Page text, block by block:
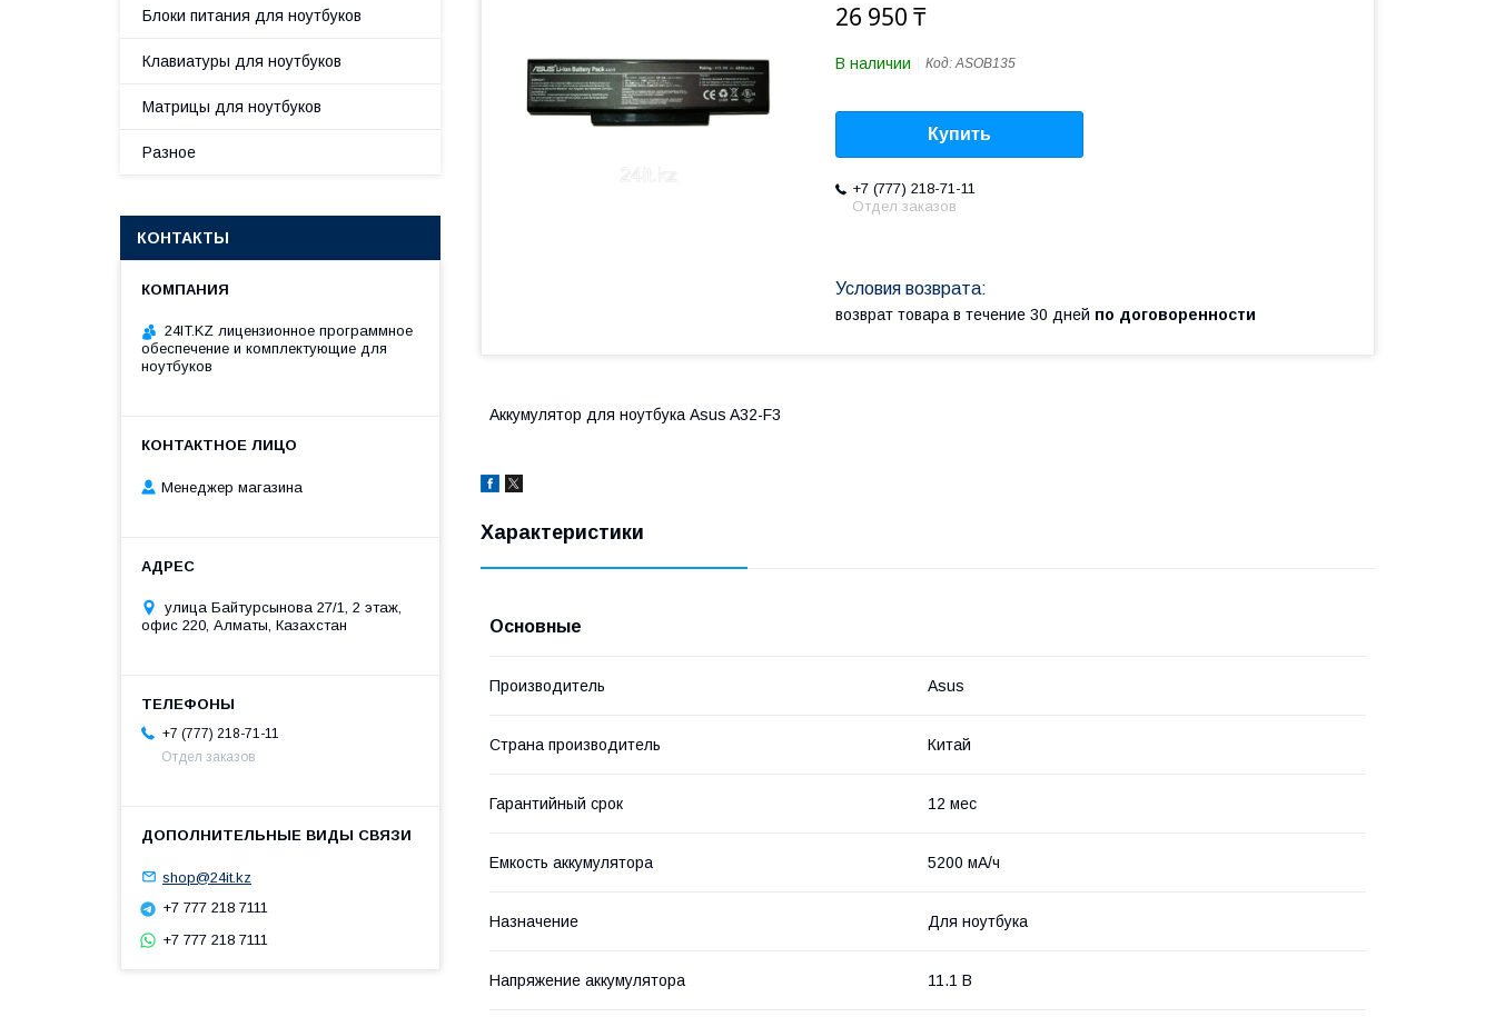
26 950 ₸
В наличии Код:ASOB135
Купить
+7 (777) 218-71-11
Отдел заказов
возврат товара в течение 30 дней по договоренности
Аккумулятор для ноутбука Asus A32-F3
Характеристики
Основные
Производитель Asus
Страна производитель Китай
Гарантийный срок 12 мес
Емкость аккумулятора 5200 мА/ч
Назначение Для ноутбука
Напряжение аккумулятора 11.1 В
Блоки питания для ноутбуков
Клавиатуры для ноутбуков
Матрицы для ноутбуков
Разное
КОНТАКТЫ
24IT.KZ лицензионное программное
обеспечение и комплектующие для
ноутбуков
Менеджер магазина
улица Байтурсынова 27/1, 2 этаж,
офис 220, Алматы, Казахстан
+7 (777) 218-71-11
Отдел заказов
shop@24it.kz
+7 777 218 7111
+7 777 218 7111